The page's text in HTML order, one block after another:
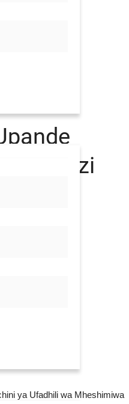
Uongozi
ya Ufadhili wa Mheshimiwa